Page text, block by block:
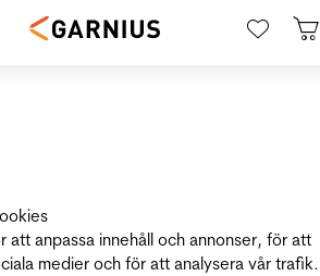
att anpassa innehåll och annonser, för att
medier och för att analysera vår